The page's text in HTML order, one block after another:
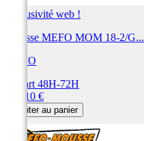
Exclusivité web !
Mousse MEFO MOM 18-2/G...
MEFO
Départ 48H-72H
138,10 €
Ajouter au panier